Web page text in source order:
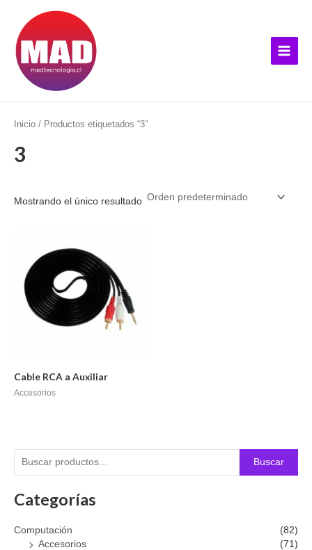
contenido
Menu
s
c
p
r
Buscar
Categorías
Computación
(82)
Accesorios
(71)
Inicio / Productos etiquetados “3”
3
Mostrando el único resultado
Cable RCA a Auxiliar
Accesorios